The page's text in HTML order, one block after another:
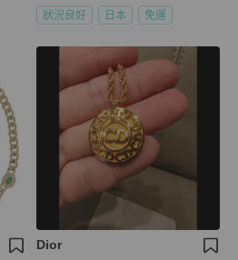
狀況良好 日本 免運
Dior